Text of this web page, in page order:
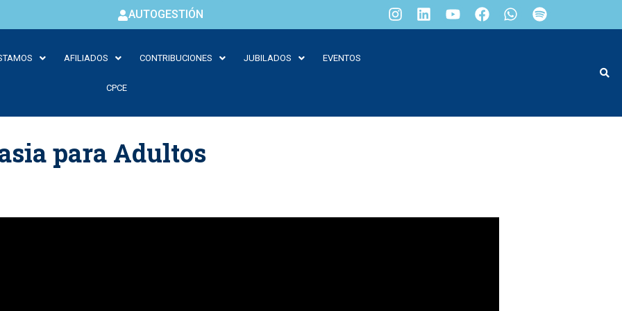
AUTOGESTIÓN
AFILIADOS CONTRIBUCIONES JUBILADOS EVENTOS
CPCE
para Adultos